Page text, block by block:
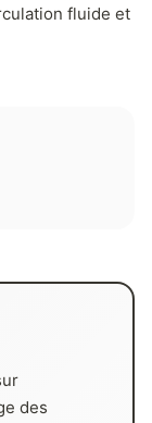
fluide et
des